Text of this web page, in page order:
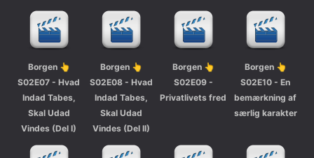
Borgen 👆
S02E07 - Hvad
Indad Tabes,
Skal Udad
Vindes (Del I)
Borgen 👆
S02E08 - Hvad
Indad Tabes,
Skal Udad
Vindes (Del II)
Borgen 👆
S02E09 -
Privatlivets fred
Borgen 👆
S02E10 - En
bemærkning af
særlig karakter